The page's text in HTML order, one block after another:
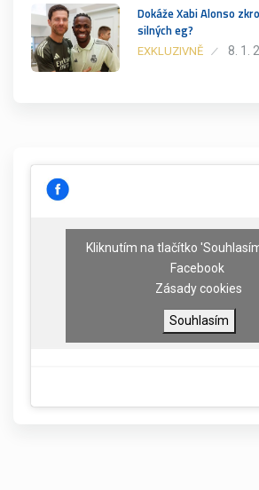
Dokáže Xabi Alonso
silných eg?
EXKLUZIVNĚ 8. 1.
Kliknutím na tlačítko
Facebook
Zásady cookies
Souhlasím